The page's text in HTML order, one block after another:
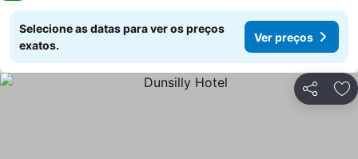
Selecione as datas para ver os preços
exatos.
Ver preços
Partilhar